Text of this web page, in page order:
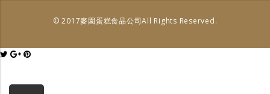
© 2017麥園蛋糕食品公司All Rights Reserved.